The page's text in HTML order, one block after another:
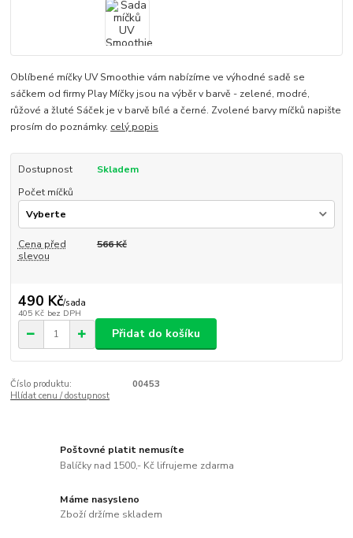
Oblíbené míčky UV Smoothie vám nabízíme ve výhodné sadě se
sáčkem od firmy Play Míčky jsou na výběr v barvě - zelené, modré,
růžové a žluté Sáček je v barvě bílé a černé. Zvolené barvy míčků napište
prosím do poznámky. celý popis
Dostupnost
Skladem
Počet míčků
Cena před
slevou
566 Kč
490 Kč/sada
405 Kč bez DPH
Přidat do košíku
Číslo produktu:
00453
Hlídat cenu / dostupnost
Poštovné platit nemusíte
Balíčky nad 1500,- Kč lifrujeme zdarma
Máme nasysleno
Zboží držíme skladem